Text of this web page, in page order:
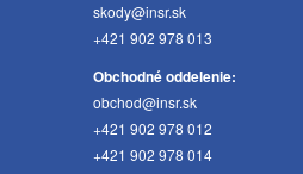
skody@insr.sk
+421 902 978 013
Obchodné oddelenie:
obchod@insr.sk
+421 902 978 012
+421 902 978 014